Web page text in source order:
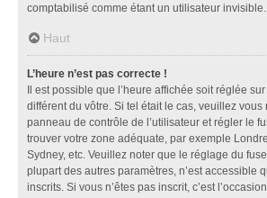
comptabilisé comme étant un utilisateur invisible.
Haut
L’heure n’est pas correcte !
Il est possible que l’heure affichée soit réglée
différent du vôtre. Si tel était le cas, veuillez vous
panneau de contrôle de l’utilisateur et régler le
trouver votre zone adéquate, par exemple
Sydney, etc. Veuillez noter que le réglage du
plupart des autres paramètres, n’est accessible
inscrits. Si vous n’êtes pas inscrit, c’est